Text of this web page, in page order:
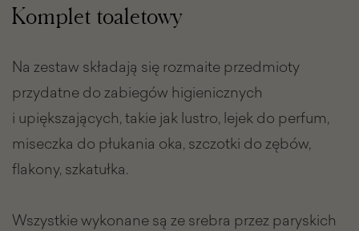
Komplet toaletowy
Na zestaw składają się rozmaite przedmioty
przydatne do zabiegów higienicznych
i upiększających, takie jak lustro, lejek do perfum,
miseczka do płukania oka, szczotki do zębów,
flakony, szkatułka.
Wszystkie wykonane są ze srebra przez paryskich